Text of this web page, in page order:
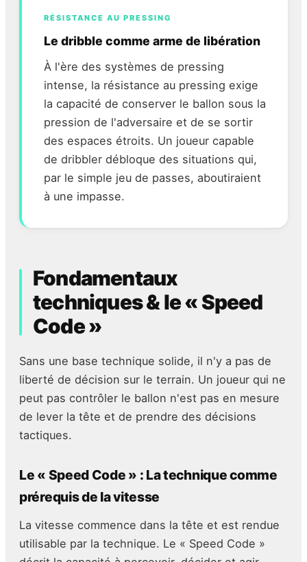
RÉSISTANCE AU PRESSING
Le dribble comme arme de libération
À l'ère des systèmes de pressing
intense, la résistance au pressing exige
la capacité de conserver le ballon sous la
pression de l'adversaire et de se sortir
des espaces étroits. Un joueur capable
de dribbler débloque des situations qui,
par le simple jeu de passes, aboutiraient
à une impasse.
Fondamentaux
techniques & le « Speed
Code »
Sans une base technique solide, il n'y a pas de
liberté de décision sur le terrain. Un joueur qui ne
peut pas contrôler le ballon n'est pas en mesure
de lever la tête et de prendre des décisions
tactiques.
Le « Speed Code » : La technique comme
prérequis de la vitesse
La vitesse commence dans la tête et est rendue
utilisable par la technique. Le « Speed Code »